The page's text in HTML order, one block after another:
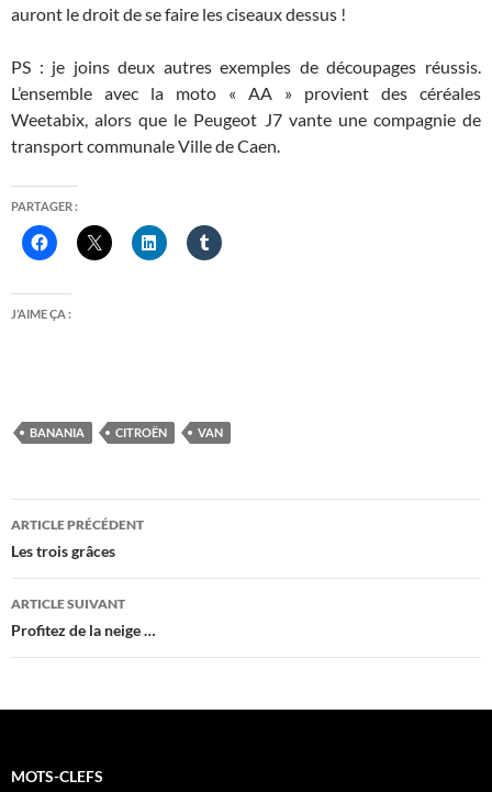
auront le droit de se faire les ciseaux dessus !
PS : je joins deux autres exemples de découpages réussis.
L’ensemble avec la moto « AA » provient des céréales
Weetabix, alors que le Peugeot J7 vante une compagnie de
transport communale Ville de Caen.
PARTAGER :
J’AIME ÇA :
BANANIA CITROËN VAN
Navigation
des
articles
ARTICLE PRÉCÉDENT
Les trois grâces
ARTICLE SUIVANT
Profitez de la neige …
MOTS-CLEFS